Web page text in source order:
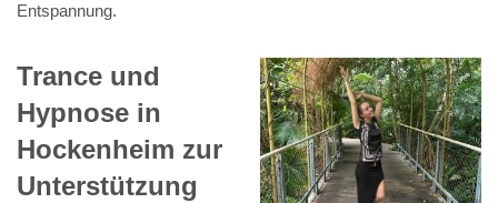
Entspannung.
Trance und
Hypnose in
Hockenheim zur
Unterstützung